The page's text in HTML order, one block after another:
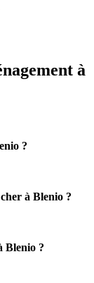
à
?
à Blenio ?
Blenio ?